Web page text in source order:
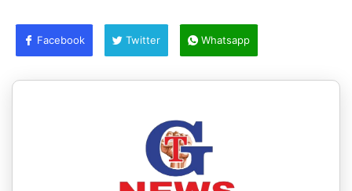
Facebook Twitter Whatsapp